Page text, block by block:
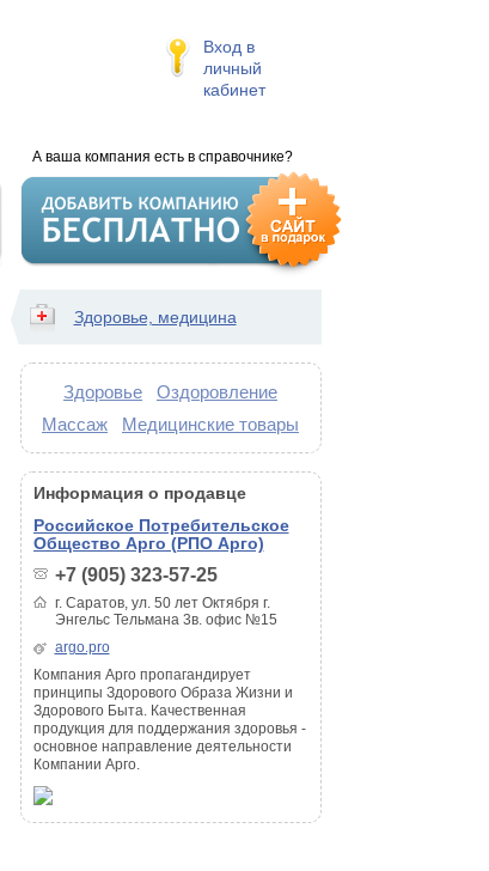
Вход в
личный
кабинет
А ваша компания есть в справочнике?
Здоровье, медицина
Здоровье
Оздоровление
Массаж
Медицинские товары
Информация о продавце
Российское Потребительское
Общество Арго (РПО Арго)
+7 (905) 323-57-25
г. Саратов, ул. 50 лет Октября г.
Энгельс Тельмана 3в. офис №15
argo.pro
Компания Арго пропагандирует
принципы Здорового Образа Жизни и
Здорового Быта. Качественная
продукция для поддержания здоровья -
основное направление деятельности
Компании Арго.